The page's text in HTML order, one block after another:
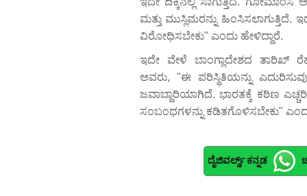
ಮತ್ತು ಮುಸ್ಲಿಮರನ್ನು ಹಿಂಸಿಸಲಾಗುತ್ತಿದೆ.
ವಿರೋಧಿಸಬೇಕು" ಎಂದು ಹೇಳಿದ್ದಾರೆ.
ಇದೇ ವೇಳೆ ಬಾಂಗ್ಲಾದೇಶದ ತಾರಿಖ್
ಅವರು, "ಈ ಪರಿಸ್ಥಿತಿಯನ್ನು
ಜವಾಬ್ದಾರಿಯಾಗಿದೆ. ಭಾರತಕ್ಕೆ ಕಠಿಣ
ಸಂಬಂಧಗಳನ್ನು ಕಡಿತಗೊಳಿಸಬೇಕು"
ದೈಜಿವರ್ಲ್ಡ್ ಕನ್ನಡ